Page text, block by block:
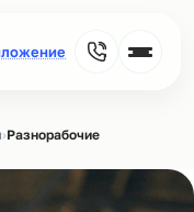
›Разнорабочие